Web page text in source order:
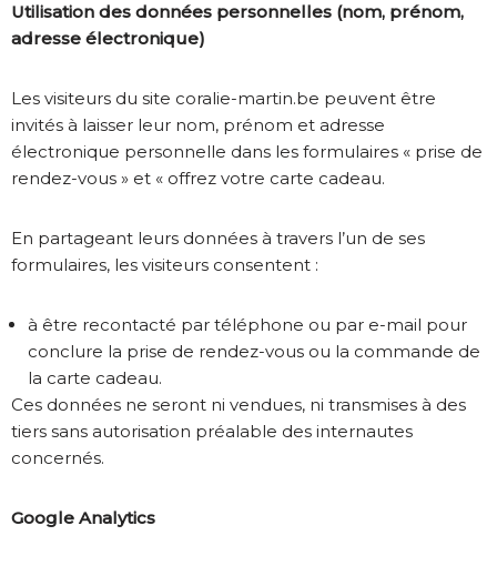
Utilisation des données personnelles (nom, prénom,
adresse électronique)
Les visiteurs du site coralie-martin.be peuvent être
invités à laisser leur nom, prénom et adresse
électronique personnelle dans les formulaires « prise de
rendez-vous » et « offrez votre carte cadeau.
En partageant leurs données à travers l’un de ses
formulaires, les visiteurs consentent :
à être recontacté par téléphone ou par e-mail pour
conclure la prise de rendez-vous ou la commande de
la carte cadeau.
Ces données ne seront ni vendues, ni transmises à des
tiers sans autorisation préalable des internautes
concernés.
Google Analytics